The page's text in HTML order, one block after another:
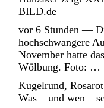
BILD.de
vor 6 Stunden —
hochschwangere
November hatte
Wölbung. Foto: …
Kugelrund,
Was – und wen –